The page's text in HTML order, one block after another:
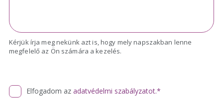
Kérjük írja meg nekünk azt is, hogy mely napszakban lenne
megfelelő az Ön számára a kezelés.
Elfogadom az adatvédelmi szabályzatot.*